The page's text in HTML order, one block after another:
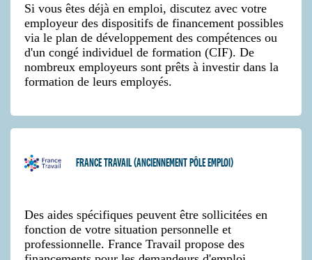
Si vous êtes déjà en emploi, discutez avec votre
employeur des dispositifs de financement possibles
via le plan de développement des compétences ou
d'un congé individuel de formation (CIF). De
nombreux employeurs sont prêts à investir dans la
formation de leurs employés.
FRANCE TRAVAIL (ANCIENNEMENT PÔLE EMPLOI)
Des aides spécifiques peuvent être sollicitées en
fonction de votre situation personnelle et
professionnelle. France Travail propose des